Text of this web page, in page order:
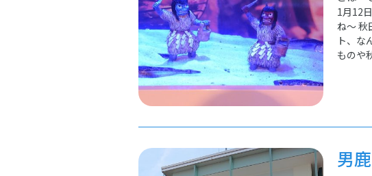
1月12
ね～ 秋
ト、な
ものや
男